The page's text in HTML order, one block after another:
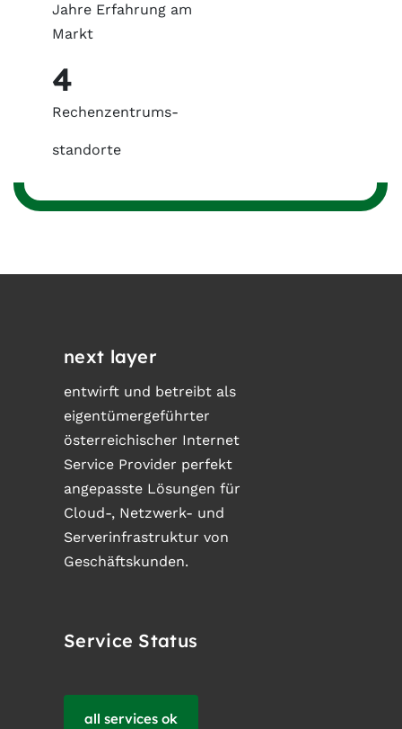
Jahre Erfahrung am
Markt
4
Rechenzentrums-
standorte
next layer
entwirft und betreibt als
eigentümergeführter
österreichischer Internet
Service Provider perfekt
angepasste Lösungen für
Cloud-, Netzwerk- und
Serverinfrastruktur von
Geschäftskunden.
Service Status
all services ok